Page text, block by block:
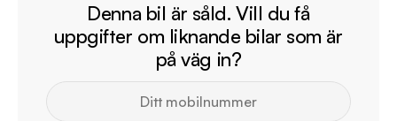
Denna bil är såld. Vill du få
uppgifter om liknande bilar som är
på väg in?